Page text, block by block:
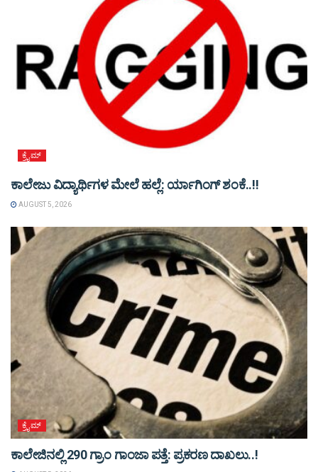
ಕ್ರೈಮ್
ಕಾಲೇಜು ವಿದ್ಯಾರ್ಥಿಗಳ ಮೇಲೆ ಹಲ್ಲೆ: ರ್ಯಾಗಿಂಗ್ ಶಂಕೆ..!!
AUGUST 5, 2026
ಕ್ರೈಮ್
ಕಾಲೇಜಿನಲ್ಲಿ 290 ಗ್ರಾಂ ಗಾಂಜಾ ಪತ್ತೆ: ಪ್ರಕರಣ ದಾಖಲು..!